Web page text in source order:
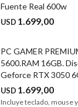
Fuente Real 600w
USD 1.699,00
PC GAMER
5600.RAM 16GB.
Geforce RTX 3050
USD 1.699,00
Incluye teclado, mouse